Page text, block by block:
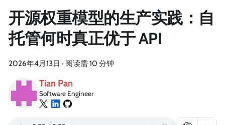
开源权重模型的生产实践：自
托管何时真正优于 API
2026年4月13日 · 阅读需 10 分钟
Tian Pan
Software Engineer